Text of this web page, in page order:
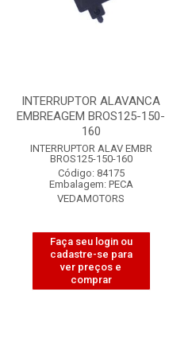
INTERRUPTOR ALAVANCA
EMBREAGEM BROS125-150-
160
INTERRUPTOR ALAV EMBR
BROS125-150-160
Código: 84175
Embalagem: PECA
VEDAMOTORS
Faça seu login ou
cadastre-se para
ver preços e
comprar